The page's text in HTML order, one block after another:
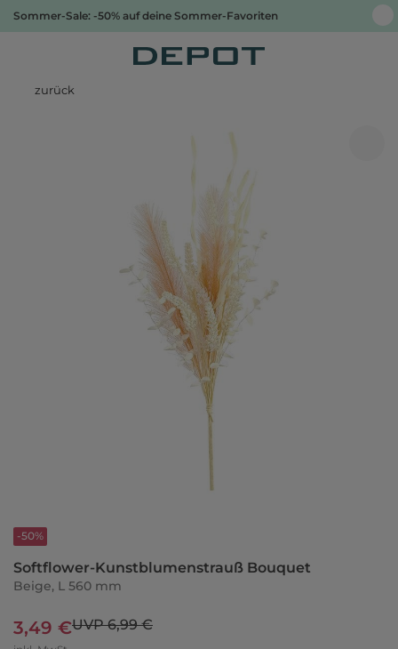
Sommer-Sale: -50% auf deine Sommer-Favoriten
zurück
-50%
Softflower-Kunstblumenstrauß Bouquet
Beige, L 560 mm
3,49 €UVP 6,99 €